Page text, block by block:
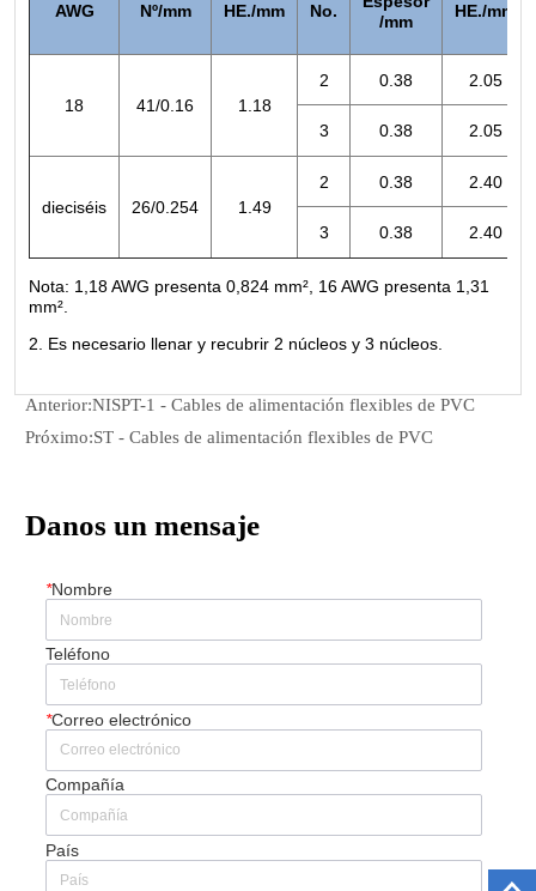
Anterior:NISPT-1 - Cables de alimentación flexibles de PVC
Próximo:ST - Cables de alimentación flexibles de PVC
Danos un mensaje
*Nombre
Teléfono
*Correo electrónico
Compañía
País